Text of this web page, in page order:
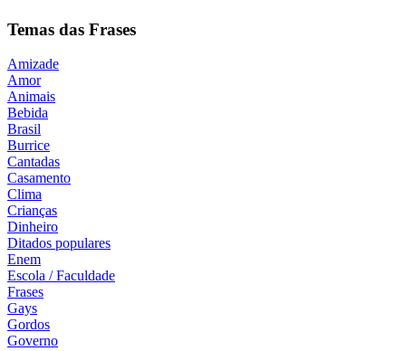
Temas das Frases
Amizade
Amor
Animais
Bebida
Brasil
Burrice
Cantadas
Casamento
Clima
Crianças
Dinheiro
Ditados populares
Enem
Escola / Faculdade
Frases
Gays
Gordos
Governo